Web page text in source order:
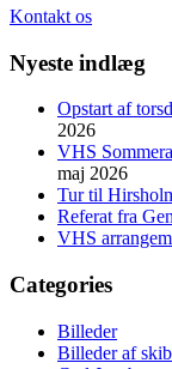
Kontakt os
Nyeste indlæg
Opstart af
2026
VHS
maj 2026
Tur til
Referat fra
VHS
Categories
Billeder
Billeder af